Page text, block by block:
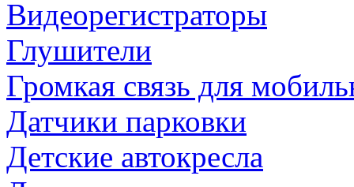
Видеорегистраторы
Глушители
Громкая связь для
Датчики парковки
Детские автокресла